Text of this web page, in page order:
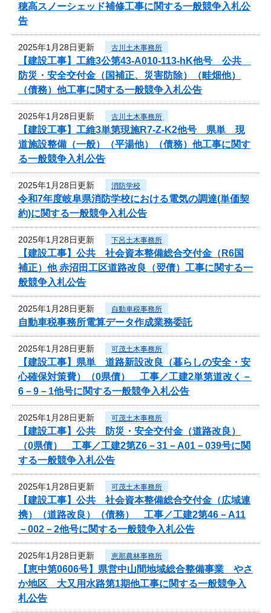
穂高スノーシェッド補修工事に関する一般競争入札公
告
2025年1月28日更新 古川土木事務所
【建設工事】工維3公第43-A010-113-hK他号 公共
防災・安全交付金（国補正、災害防除）（畦畑他）
（債務）他工事に関する一般競争入札公告
2025年1月28日更新 古川土木事務所
【建設工事】工維3単第現施R7-Z-K2他号 県単 現
道施設整備（一般）（平湯他）（債務）他工事に関す
る一般競争入札公告
2025年1月28日更新 消防学校
令和7年度岐阜県消防学校における電気の調達(単価契
約)に関する一般競争入札公告
2025年1月28日更新 下呂土木事務所
【建設工事】公共 社会資本整備総合交付金（R6国
補正）他 赤沼田工区道路改良（翌債）工事に関する一
般競争入札公告
2025年1月28日更新 自動車税事務所
自動車税事務所電算データ作成業務委託
2025年1月28日更新 可茂土木事務所
【建設工事】県単 道路新設改良（暮らしの安全・安
心確保対策費）（0県債） 工事／工建2単第道改く－
6－9－1他号に関する一般競争入札公告
2025年1月28日更新 可茂土木事務所
【建設工事】公共 防災・安全交付金（道路改良）
（0県債） 工事／工建2第Z6－31－A01－039号に関
する一般競争入札公告
2025年1月28日更新 可茂土木事務所
【建設工事】公共 社会資本整備総合交付金（広域連
携）（道路改良）（債務） 工事／工建2第46－A11
－002－2他号に関する一般競争入札公告
2025年1月28日更新 恵那農林事務所
【恵中第0606号】県営中山間地域総合整備事業 やさ
か地区 大又用水路第1期他工事に関する一般競争入
札公告